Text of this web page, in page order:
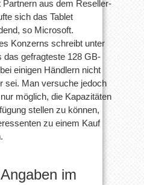
Partnern aus dem Reseller-
sich das Tablet
so Microsoft.
Konzerns schreibt unter
das gefragteste 128 GB-
einigen Händlern nicht
sei. Man versuche jedoch
möglich, die Kapazitäten
stellen zu können,
zu einem Kauf
im